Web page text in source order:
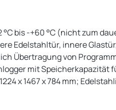
bis -+60 °C (nicht zum
Edelstahltür, innere
Übertragung von
mit Speicherkapazität
x 1467 x 784 mm;